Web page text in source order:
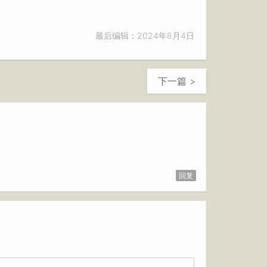
最后编辑：2024年8月4日
下一篇 >
回复